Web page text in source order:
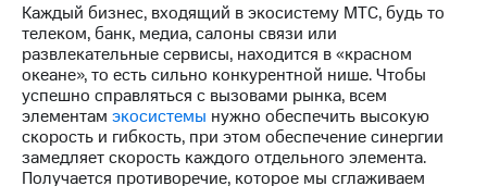
Документы
ПАО
"МТС"
Собрания
акционеров
Личный
кабинет
акционера
Каждый бизнес, входящий в экосистему МТС, будь то
телеком, банк, медиа, салоны связи или
развлекательные сервисы, находится в «красном
океане», то есть сильно конкурентной нише. Чтобы
успешно справляться с вызовами рынка, всем
элементам экосистемы нужно обеспечить высокую
скорость и гибкость, при этом обеспечение синергии
замедляет скорость каждого отдельного элемента.
Получается противоречие, которое мы сглаживаем